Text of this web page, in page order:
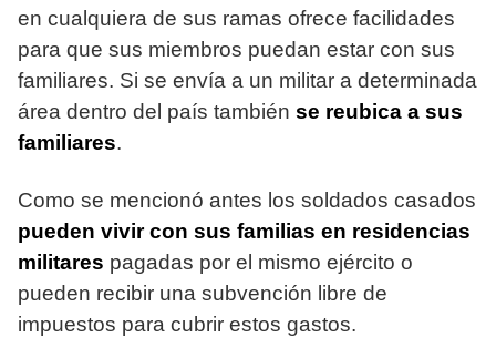
en cualquiera de sus ramas ofrece facilidades
para que sus miembros puedan estar con sus
familiares. Si se envía a un militar a determinada
área dentro del país también se reubica a sus
familiares.
Como se mencionó antes los soldados casados
pueden vivir con sus familias en residencias
militares pagadas por el mismo ejército o
pueden recibir una subvención libre de
impuestos para cubrir estos gastos.